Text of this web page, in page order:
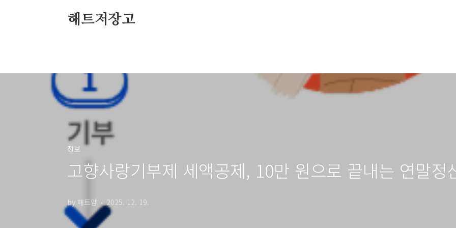
해트저장고
정보
고향사랑기부제 세액공제, 10만 원으로 끝내는 연말정
by 해트얌 2025. 12. 19.